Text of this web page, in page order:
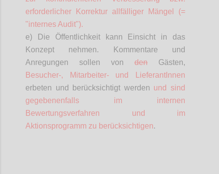
erforderlicher Korrektur allfälliger Mängel (=
"internes Audit").
e) Die Öffentlichkeit kann Einsicht in das
Konzept nehmen. Kommentare und
Anregungen sollen von den Gästen,
Besucher-,
Mitarbeiter- und
LieferantInnen
erbeten und berücksichtigt werden und sind
gegebenenfalls im internen
Bewertungsverfahren und im
Aktionsprogramm zu berücksichtigen.